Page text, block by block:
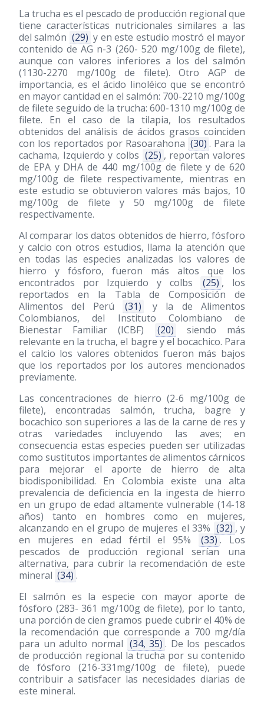
La trucha es el pescado de producción regional que
tiene características nutricionales similares a las
del salmón (29) y en este estudio mostró el mayor
contenido de AG n-3 (260- 520 mg/100g de filete),
aunque con valores inferiores a los del salmón
(1130-2270 mg/100g de filete). Otro AGP de
importancia, es el ácido linoléico que se encontró
en mayor cantidad en el salmón: 700-2210 mg/100g
de filete seguido de la trucha: 600-1310 mg/100g de
filete. En el caso de la tilapia, los resultados
obtenidos del análisis de ácidos grasos coinciden
con los reportados por Rasoarahona (30) . Para la
cachama, Izquierdo y colbs (25) , reportan valores
de EPA y DHA de 440 mg/100g de filete y de 620
mg/100g de filete respectivamente, mientras en
este estudio se obtuvieron valores más bajos, 10
mg/100g de filete y 50 mg/100g de filete
respectivamente.
Al comparar los datos obtenidos de hierro, fósforo
y calcio con otros estudios, llama la atención que
en todas las especies analizadas los valores de
hierro y fósforo, fueron más altos que los
encontrados por Izquierdo y colbs
(25) , los
reportados en la Tabla de Composición de
Alimentos del Perú
(31)
y la de Alimentos
Colombianos, del Instituto Colombiano de
Bienestar Familiar (ICBF)
(20)
siendo más
relevante en la trucha, el bagre y el bocachico. Para
el calcio los valores obtenidos fueron más bajos
que los reportados por los autores mencionados
previamente.
Las concentraciones de hierro (2-6 mg/100g de
filete), encontradas salmón, trucha, bagre y
bocachico son superiores a las de la carne de res y
otras variedades incluyendo las aves; en
consecuencia estas especies pueden ser utilizadas
como sustitutos importantes de alimentos cárnicos
para mejorar el aporte de hierro de alta
biodisponibilidad. En Colombia existe una alta
prevalencia de deficiencia en la ingesta de hierro
en un grupo de edad altamente vulnerable (14-18
años) tanto en hombres como en mujeres,
alcanzando en el grupo de mujeres el 33% (32) , y
en mujeres en edad fértil el 95%
(33) . Los
pescados de producción regional serían una
alternativa, para cubrir la recomendación de este
mineral (34) .
El salmón es la especie con mayor aporte de
fósforo (283- 361 mg/100g de filete), por lo tanto,
una porción de cien gramos puede cubrir el 40% de
la recomendación que corresponde a 700 mg/día
para un adulto normal (34, 35) . De los pescados
de producción regional la trucha por su contenido
de fósforo (216-331mg/100g de filete), puede
contribuir a satisfacer las necesidades diarias de
este mineral.